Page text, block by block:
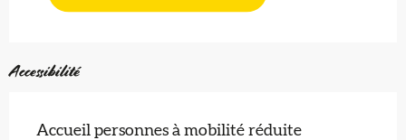
Accessibilité
Accueil personnes à mobilité réduite